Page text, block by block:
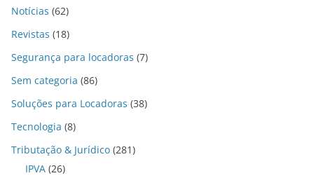
Notícias (62)
Revistas (18)
Segurança para locadoras (7)
Sem categoria (86)
Soluções para Locadoras (38)
Tecnologia (8)
Tributação & Jurídico (281)
IPVA (26)